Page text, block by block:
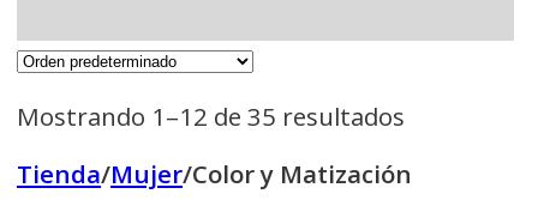
Mostrando 1–12 de 35 resultados
Tienda/Mujer/Color y Matización